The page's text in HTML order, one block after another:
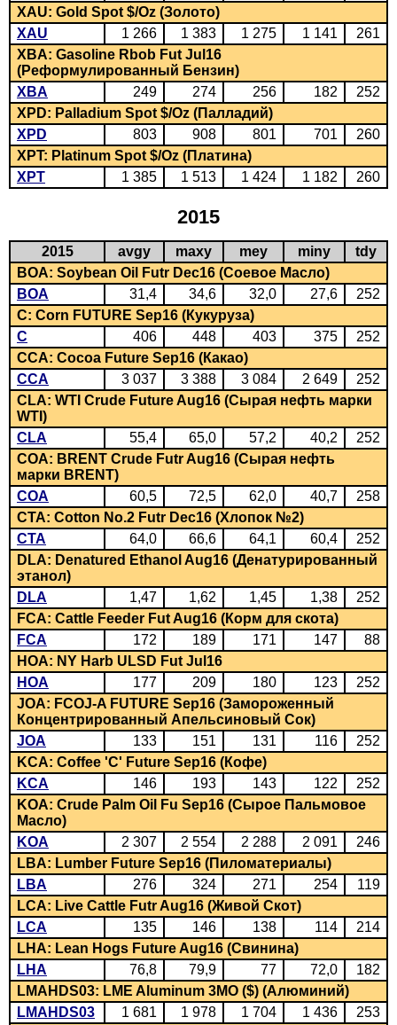
XAU: Gold Spot $/Oz (Золото)
XAU
1 266 1 383 1 275 1 141
261
XBA: Gasoline Rbob Fut Jul16
(Реформулированный Бензин)
XBA
249 274 256 182
252
XPD: Palladium Spot $/Oz (Палладий)
XPD
803 908 801 701
260
XPT: Platinum Spot $/Oz (Платина)
XPT
1 385 1 513 1 424 1 182 260
2015
2015 avgy maxy mey miny
tdy
BOA: Soybean Oil Futr Dec16 (Соевое Масло)
BOA
31,4 34,6 32,0 27,6
252
C: Corn FUTURE Sep16 (Кукуруза)
C
406 448 403 375
252
CCA: Cocoa Future Sep16 (Какао)
CCA
3 037 3 388 3 084 2 649
252
CLA: WTI Crude Future Aug16 (Сырая нефть марки
WTI)
CLA
55,4 65,0 57,2 40,2
252
COA: BRENT Crude Futr Aug16 (Сырая нефть
марки BRENT)
COA
60,5 72,5 62,0 40,7
258
CTA: Cotton No.2 Futr Dec16 (Хлопок №2)
CTA
64,0 66,6 64,1 60,4
252
DLA: Denatured Ethanol Aug16 (Денатурированный
этанол)
DLA
1,47 1,62 1,45 1,38
252
FCA: Cattle Feeder Fut Aug16 (Корм для скота)
FCA
172 189 171 147
88
HOA: NY Harb ULSD Fut Jul16
HOA
177 209 180 123
252
JOA: FCOJ-A FUTURE Sep16 (Замороженный
Концентрированный Апельсиновый Сок)
JOA
133 151 131 116
252
KCA: Coffee 'C' Future Sep16 (Кофе)
KCA
146 193 143 122
252
KOA: Crude Palm Oil Fu Sep16 (Сырое Пальмовое
Масло)
KOA
2 307 2 554 2 288 2 091
246
LBA: Lumber Future Sep16 (Пиломатериалы)
LBA
276 324 271 254
119
LCA: Live Cattle Futr Aug16 (Живой Скот)
LCA
135 146 138 114
214
LHA: Lean Hogs Future Aug16 (Свинина)
LHA
76,8 79,9 77 72,0
182
LMAHDS03: LME Aluminum 3MO ($) (Алюминий)
LMAHDS03
1 681 1 978 1 704 1 436
253